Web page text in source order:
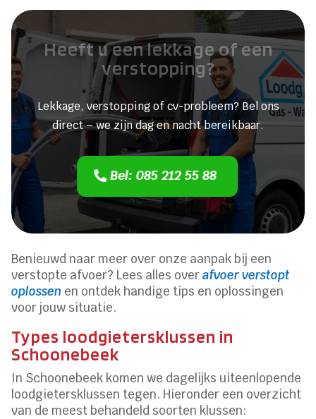
Heeft u een lekkage of een
verstopping?
Lekkage, verstopping of cv-probleem? Bel ons
direct – we zijn dag en nacht bereikbaar.
Bel: 085 212 55 88
Benieuwd naar meer over onze aanpak bij een
verstopte afvoer? Lees alles overafvoer verstopt
oplossen en ontdek handige tips en oplossingen
voor jouw situatie.
Types loodgietersklussen in
Schoonebeek
In Schoonebeek komen we dagelijks uiteenlopende
loodgietersklussen tegen. Hieronder een overzicht
van de meest behandeld soorten klussen: